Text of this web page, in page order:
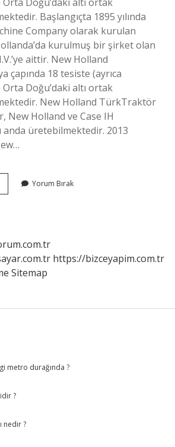
Başlangıçta 1895 yılında
Company olarak kurulan
kurulmuş bir şirket olan
aittir. New Holland
çapında 18 tesiste (ayrıca
Doğu’daki altı ortak
New Holland TürkTraktör
New Holland ve Case IH
üretebilmektedir. 2013
Yorum Bırak
https://bizceyapim.com.tr
Sitemap
metro durağında ?
?
nedir ?